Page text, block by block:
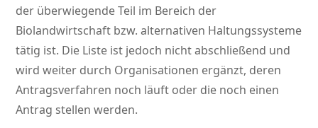
der überwiegende Teil im Bereich der
Biolandwirtschaft bzw. alternativen Haltungssysteme
tätig ist. Die Liste ist jedoch nicht abschließend und
wird weiter durch Organisationen ergänzt, deren
Antragsverfahren noch läuft oder die noch einen
Antrag stellen werden.